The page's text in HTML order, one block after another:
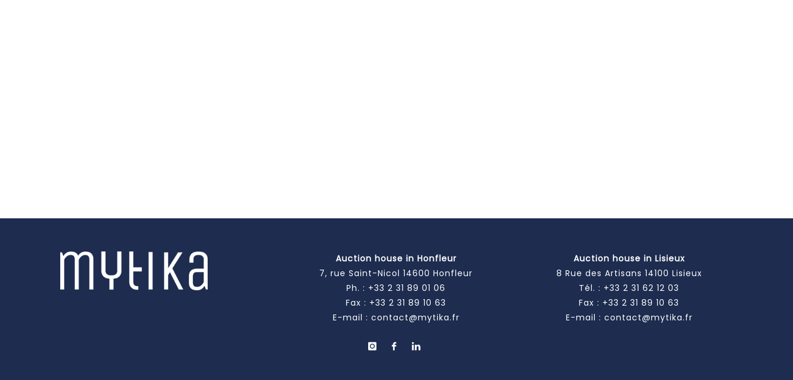
Auction house in Honfleur
7, rue Saint-Nicol 14600 Honfleur
Ph. : +33 2 31 89 01 06
Fax : +33 2 31 89 10 63
E-mail : contact@mytika.fr
Auction house in Lisieux
8 Rue des Artisans 14100 Lisieux
Tél. : +33 2 31 62 12 03
Fax : +33 2 31 89 10 63
E-mail : contact@mytika.fr